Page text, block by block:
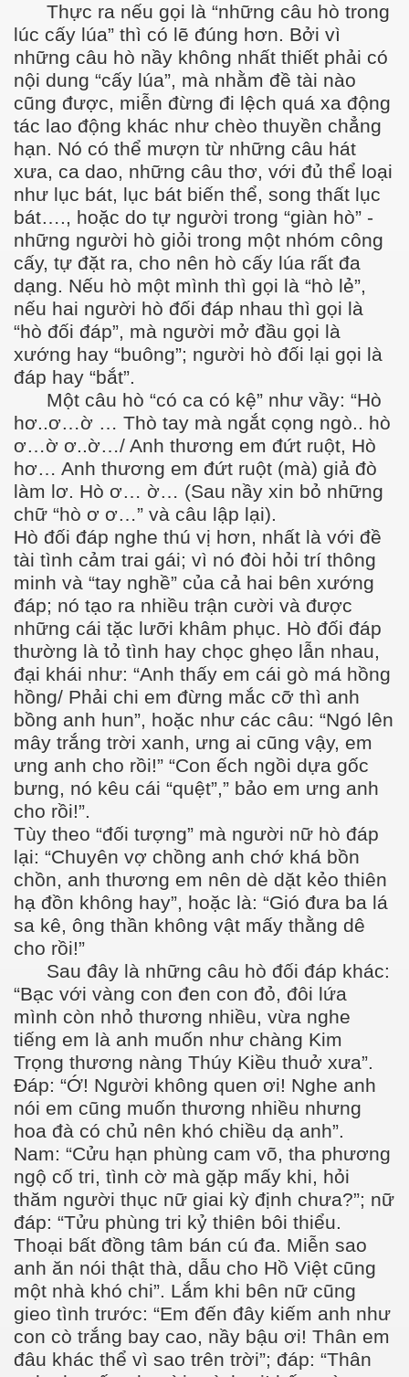
Thực ra nếu gọi là “những câu hò trong
lúc cấy lúa” thì có lẽ đúng hơn. Bởi vì
những câu hò nầy không nhất thiết phải có
nội dung “cấy lúa”, mà nhằm đề tài nào
cũng được, miễn đừng đi lệch quá xa động
tác lao động khác như chèo thuyền chẳng
hạn. Nó có thể mượn từ những câu hát
xưa, ca dao, những câu thơ, với đủ thể loại
như lục bát, lục bát biến thể, song thất lục
bát…., hoặc do tự người trong “giàn hò” -
những người hò giỏi trong một nhóm công
cấy, tự đặt ra, cho nên hò cấy lúa rất đa
dạng. Nếu hò một mình thì gọi là “hò lẻ”,
nếu hai người hò đối đáp nhau thì gọi là
“hò đối đáp”, mà người mở đầu gọi là
xướng hay “buông”; người hò đối lại gọi là
đáp hay “bắt”.
Một câu hò “có ca có kệ” như vầy: “Hò
hơ..ơ…ờ … Thò tay mà ngắt cọng ngò.. hò
ơ…ờ ơ..ờ…/ Anh thương em đứt ruột, Hò
hơ… Anh thương em đứt ruột (mà) giả đò
làm lơ. Hò ơ… ờ… (Sau nầy xin bỏ những
chữ “hò ơ ơ…” và câu lập lại).
Hò đối đáp nghe thú vị hơn, nhất là với đề
tài tình cảm trai gái; vì nó đòi hỏi trí thông
minh và “tay nghề” của cả hai bên xướng
đáp; nó tạo ra nhiều trận cười và được
những cái tặc lưỡi khâm phục. Hò đối đáp
thường là tỏ tình hay chọc ghẹo lẫn nhau,
đại khái như: “Anh thấy em cái gò má hồng
hồng/ Phải chi em đừng mắc cỡ thì anh
bồng anh hun”, hoặc như các câu: “Ngó lên
mây trắng trời xanh, ưng ai cũng vậy, em
ưng anh cho rồi!” “Con ếch ngồi dựa gốc
bưng, nó kêu cái “quệt”,” bảo em ưng anh
cho rồi!”.
Tùy theo “đối tượng” mà người nữ hò đáp
lại: “Chuyên vợ chồng anh chớ khá bồn
chồn, anh thương em nên dè dặt kẻo thiên
hạ đồn không hay”, hoặc là: “Gió đưa ba lá
sa kê, ông thần không vật mấy thằng dê
cho rồi!”
Sau đây là những câu hò đối đáp khác:
“Bạc với vàng con đen con đỏ, đôi lứa
mình còn nhỏ thương nhiều, vừa nghe
tiếng em là anh muốn như chàng Kim
Trọng thương nàng Thúy Kiều thuở xưa”.
Đáp: “Ớ! Người không quen ơi! Nghe anh
nói em cũng muốn thương nhiều nhưng
hoa đà có chủ nên khó chiều dạ anh”.
Nam: “Cửu hạn phùng cam võ, tha phương
ngộ cố tri, tình cờ mà gặp mấy khi, hỏi
thăm người thục nữ giai kỳ định chưa?”; nữ
đáp: “Tửu phùng tri kỷ thiên bôi thiểu.
Thoại bất đồng tâm bán cú đa. Miễn sao
anh ăn nói thật thà, dẫu cho Hồ Việt cũng
một nhà khó chi”. Lắm khi bên nữ cũng
gieo tình trước: “Em đến đây kiếm anh như
con cò trắng bay cao, nầy bậu ơi! Thân em
đâu khác thể vì sao trên trời”; đáp: “Thân
5
đi xa